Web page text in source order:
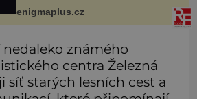
Viking, které jsou schopny pořídit
fotografie záhadami opředené rudé
planety. V
enigmaplus.cz
nedaleko známého
centra Železná
síť starých lesních cest a